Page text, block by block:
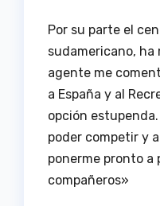
Por su parte el
sudamericano,
agente me
a España y al
opción
poder competir y
ponerme pronto a
compañeros»